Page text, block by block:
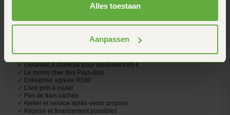
Alles toestaan
Aanpassen
Vespa Sprint Rosso Coraggioso 2026 Pack 1
✔ Livraison à domicile pour seulement 85 €
✔ Le moins cher des Pays-Bas
✔ Entreprise agréée RDW
✔ Livré prêt à rouler
✔ Pas de frais cachés
✔ Atelier et service après-vente propres
✔ Reprise et financement possibles